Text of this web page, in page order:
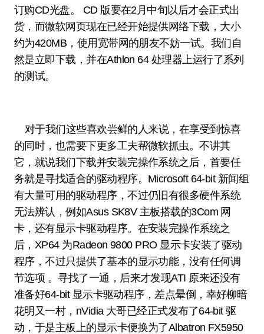
订购CD光盘。 CD 版要在2月中旬以后才会正式出
货，而微软网页现在已经开始提供网络下载，大小
约为420MB，使用宽带网的朋友不妨一试。我们自
然是立即下载，并在Athlon 64 处理器上运行了系列
的测试。
对于我们这些喜欢尝鲜的人来说，在享受到惊喜
的同时，也需要下更多工夫帮微软抓虫。不讲其
它，就说我们下载并安装完操作系统之后，首要任
务就是寻找适合的驱动程序。Microsoft 64-bit 新闻组
有大量可用的驱动程序，不过仍旧有很多硬件系统
无法辨认，例如Asus SK8V 主板搭载的3Com 网
卡，还有显示卡驱动程序。在安装完操作系统之
后，XP64 为Radeon 9800 PRO 显示卡安装了驱动
程序，不过只提供了基本的显示功能，没有任何调
节选项 。寻找了一通，后来才发现ATI 原来还没有
准备好64-bit 显示卡驱动程序，差点晕倒，幸好柳暗
花明又一村，nVidia 大哥已经正式发布了64-bit 驱
动，于是主板上的显示卡便换为了Albatron FX5950